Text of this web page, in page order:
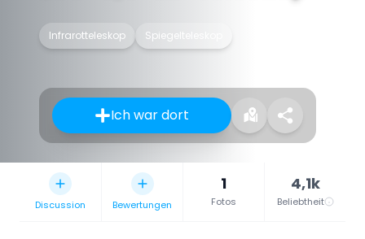
Infrarotteleskop Spiegelteleskop
Ich war dort
Discussion Bewertungen
1
Fotos
4,1k
Beliebtheit